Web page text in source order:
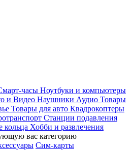
часы Ноутбуки и компьютеры
и Видео Наушники Аудио Товары
Товары для авто Квадрокоптеры
Станции подавления
кольца Хобби и развлечения
вас категорию
Сим-карты